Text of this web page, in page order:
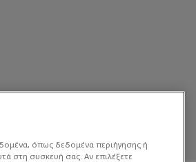
όπως δεδομένα περιήγησης ή
στη συσκευή σας. Αν επιλέξετε